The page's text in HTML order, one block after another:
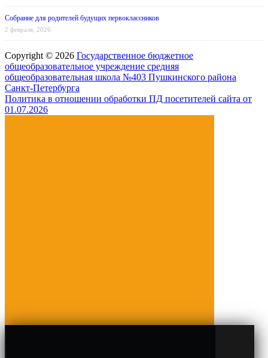
Собрание для родителей будущих первоклассников
2 февраля, 2026
Copyright © 2026 Государственное бюджетное
общеобразовательное учреждение средняя
общеобразовательная школа №403 Пушкинского района
Санкт-Петербурга
Политика в отношении обработки ПД посетителей сайта от
01.07.2026